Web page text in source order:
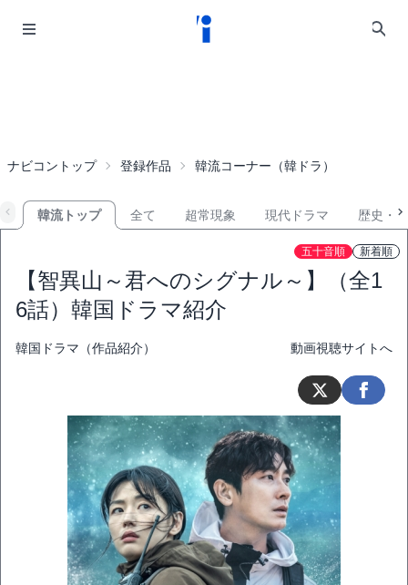
ナビコントップ 登録作品 韓流コーナー（韓ドラ）
韓流トップ 全て 超常現象 現代ドラマ 歴史・
五十音順 新着順
【智異山～君へのシグナル～】（全1
6話）韓国ドラマ紹介
韓国ドラマ（作品紹介） 動画視聴サイトへ